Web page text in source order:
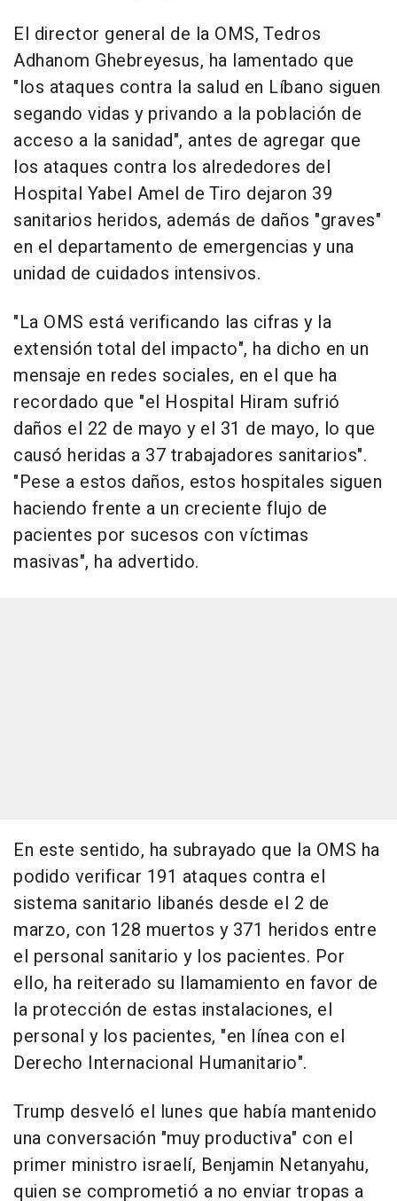
El director general de la OMS, Tedros
Adhanom Ghebreyesus, ha lamentado que
"los ataques contra la salud en Líbano siguen
segando vidas y privando a la población de
acceso a la sanidad", antes de agregar que
los ataques contra los alrededores del
Hospital Yabel Amel de Tiro dejaron 39
sanitarios heridos, además de daños "graves"
en el departamento de emergencias y una
unidad de cuidados intensivos.
"La OMS está verificando las cifras y la
extensión total del impacto", ha dicho en un
mensaje en redes sociales, en el que ha
recordado que "el Hospital Hiram sufrió
daños el 22 de mayo y el 31 de mayo, lo que
causó heridas a 37 trabajadores sanitarios".
"Pese a estos daños, estos hospitales siguen
haciendo frente a un creciente flujo de
pacientes por sucesos con víctimas
masivas", ha advertido.
En este sentido, ha subrayado que la OMS ha
podido verificar 191 ataques contra el
sistema sanitario libanés desde el 2 de
marzo, con 128 muertos y 371 heridos entre
el personal sanitario y los pacientes. Por
ello, ha reiterado su llamamiento en favor de
la protección de estas instalaciones, el
personal y los pacientes, "en línea con el
Derecho Internacional Humanitario".
Trump desveló el lunes que había mantenido
una conversación "muy productiva" con el
primer ministro israelí, Benjamin Netanyahu,
quien se comprometió a no enviar tropas a